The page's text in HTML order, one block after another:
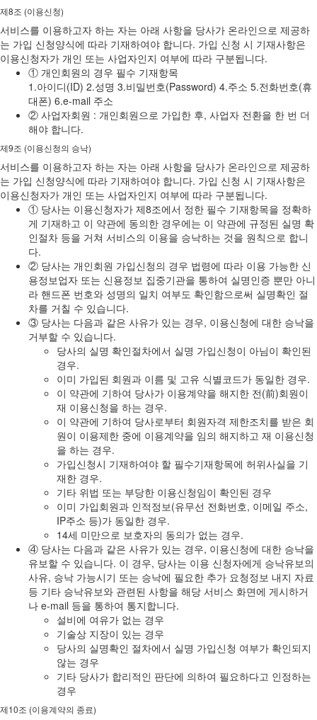
제8조 (이용신청)
서비스를 이용하고자 하는 자는 아래 사항을 당사가 온라인으로 제공하
는 가입 신청양식에 따라 기재하여야 합니다. 가입 신청 시 기재사항은
이용신청자가 개인 또는 사업자인지 여부에 따라 구분됩니다.
① 개인회원의 경우 필수 기재항목
1.아이디(ID) 2.성명 3.비밀번호(Password) 4.주소 5.전화번호(휴
대폰) 6.e-mail 주소
② 사업자회원 : 개인회원으로 가입한 후, 사업자 전환을 한 번 더
해야 합니다.
제9조 (이용신청의 승낙)
서비스를 이용하고자 하는 자는 아래 사항을 당사가 온라인으로 제공하
는 가입 신청양식에 따라 기재하여야 합니다. 가입 신청 시 기재사항은
이용신청자가 개인 또는 사업자인지 여부에 따라 구분됩니다.
① 당사는 이용신청자가 제8조에서 정한 필수 기재항목을 정확하
게 기재하고 이 약관에 동의한 경우에는 이 약관에 규정된 실명 확
인절차 등을 거쳐 서비스의 이용을 승낙하는 것을 원칙으로 합니
다.
② 당사는 개인회원 가입신청의 경우 법령에 따라 이용 가능한 신
용정보업자 또는 신용정보 집중기관을 통하여 실명인증 뿐만 아니
라 핸드폰 번호와 성명의 일치 여부도 확인함으로써 실명확인 절
차를 거칠 수 있습니다.
③ 당사는 다음과 같은 사유가 있는 경우, 이용신청에 대한 승낙을
거부할 수 있습니다.
당사의 실명 확인절차에서 실명 가입신청이 아님이 확인된
경우.
이미 가입된 회원과 이름 및 고유 식별코드가 동일한 경우.
이 약관에 기하여 당사가 이용계약을 해지한 전(前)회원이
재 이용신청을 하는 경우.
이 약관에 기하여 당사로부터 회원자격 제한조치를 받은 회
원이 이용제한 중에 이용계약을 임의 해지하고 재 이용신청
을 하는 경우.
가입신청시 기재하여야 할 필수기재항목에 허위사실을 기
재한 경우.
기타 위법 또는 부당한 이용신청임이 확인된 경우
이미 가입회원과 인적정보(유무선 전화번호, 이메일 주소,
IP주소 등)가 동일한 경우.
14세 미만으로 보호자의 동의가 없는 경우.
④ 당사는 다음과 같은 사유가 있는 경우, 이용신청에 대한 승낙을
유보할 수 있습니다. 이 경우, 당사는 이용 신청자에게 승낙유보의
사유, 승낙 가능시기 또는 승낙에 필요한 추가 요청정보 내지 자료
등 기타 승낙유보와 관련된 사항을 해당 서비스 화면에 게시하거
나 e-mail 등을 통하여 통지합니다.
설비에 여유가 없는 경우
기술상 지장이 있는 경우
당사의 실명확인 절차에서 실명 가입신청 여부가 확인되지
않는 경우
기타 당사가 합리적인 판단에 의하여 필요하다고 인정하는
경우
제10조 (이용계약의 종료)